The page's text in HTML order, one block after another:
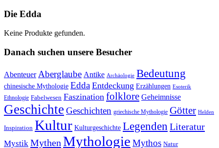
Die Edda
Keine Produkte gefunden.
Danach suchen unsere Besucher
Abenteuer Aberglaube Antike Archäologie Bedeutung
chinesische Mythologie Edda Entdeckung Erzählungen Esoterik
Ethnologie Fabelwesen Faszination folklore Geheimnisse
Geschichte Geschichten griechische Mythologie Götter Helden
Inspiration Kultur Kulturgeschichte Legenden Literatur
Mystik Mythen Mythologie Mythos Natur